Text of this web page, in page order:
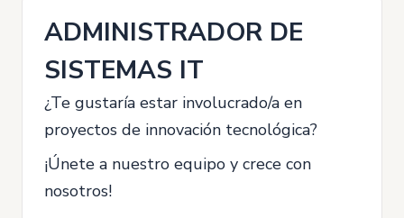
ADMINISTRADOR DE
SISTEMAS IT
¿Te gustaría estar involucrado/a en
proyectos de innovación tecnológica?
¡Únete a nuestro equipo y crece con
nosotros!